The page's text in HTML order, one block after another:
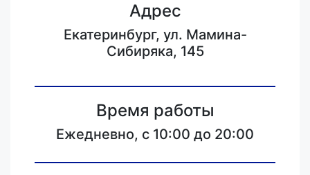
Адрес
Екатеринбург, ул. Мамина-
Сибиряка, 145
Время работы
Ежедневно, с 10:00 до 20:00